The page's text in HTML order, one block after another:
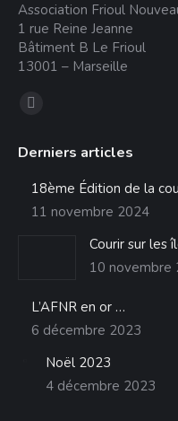
Association Frioul
1 rue Reine Jeanne
Bâtiment B Le Frioul
13001 – Marseille
Trouvez nous sur :
La
Facebook
s'ouvre
dans
Derniers articles
18ème Édition de la
11 novembre 2024
Courir sur les
10 novembre
L’AFNR en or …
6 décembre 2023
Noël 2023
4 décembre 2023